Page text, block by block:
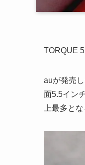
TORQUE
auが発売
面5.5イン
上最多と